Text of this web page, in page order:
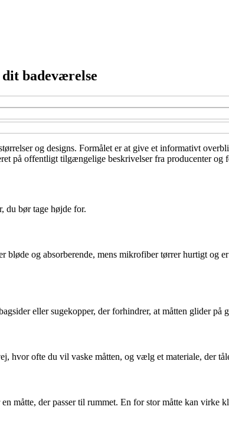
badeværelse
og designs. Formålet er at give et informativt
på offentligt tilgængelige beskrivelser fra producenter
du bør tage højde for.
og absorberende, mens mikrofiber tørrer hurtigt og
eller sugekopper, der forhindrer, at måtten glider
hvor ofte du vil vaske måtten, og vælg et materiale, der
måtte, der passer til rummet. En for stor måtte kan